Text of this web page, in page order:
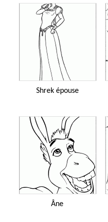
Shrek épouse
Âne